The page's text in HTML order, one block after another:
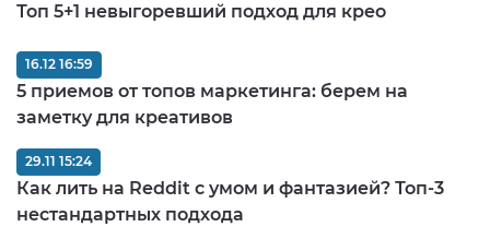
Топ 5+1 невыгоревший подход для крео
5 приемов от топов маркетинга: берем на
заметку для креативов
16.12 16:59
Как лить на Reddit с умом и фантазией? Топ-3
нестандартных подхода
29.11 15:24